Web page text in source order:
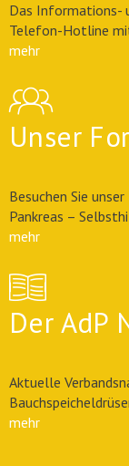
Das Informations-
Telefon-Hotline
mehr
Unser
Besuchen Sie
Pankreas –
mehr
Der AdP
Aktuelle
mehr